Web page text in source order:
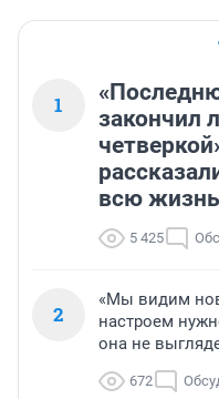
1
закончил
всю
5 425
2
«Мы видим
настроем
она не
672